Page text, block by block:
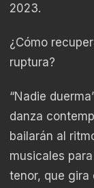
2023.
¿Cómo
ruptura?
“Nadie
danza
bailarán al
musicales
tenor, que gira